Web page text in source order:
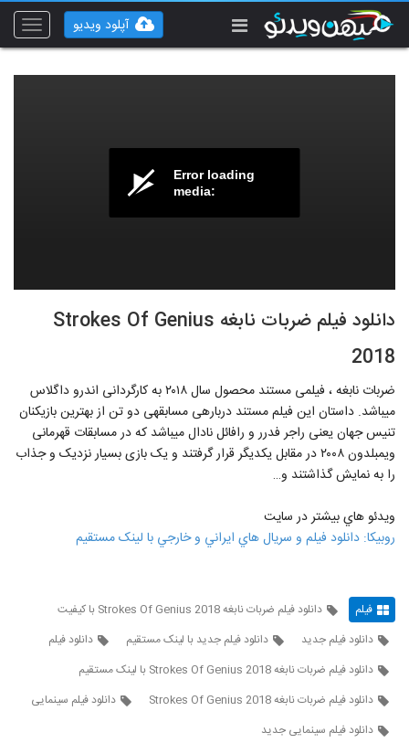
Toggle
آپلود ویدیو
Error loading
media:
دانلود فیلم ضربات نابغه Strokes Of Genius
2018
ضربات نابغه ، فیلمی مستند محصول سال ۲۰۱۸ به کارگردانی اندرو داگلاس
می‎باشد. داستان این فیلم مستند درباره‎ی مسابقه‎ی دو تن از بهترین بازیکنان
تنیس جهان یعنی راجر فدرر و رافائل نادال می‎باشد که در مسابقات قهرمانی
ویمبلدون ۲۰۰۸ در مقابل یکدیگر قرار گرفتند و یک بازی بسیار نزدیک و جذاب
را به نمایش گذاشتند و…
ويدئو هاي بيشتر در سايت
روبيکا: دانلود فيلم و سريال هاي ايراني و خارجي با لينک مستقيم
فیلم
دانلود فیلم ضربات نابغه Strokes Of Genius 2018 با کیفیت
دانلود فیلم جدید
دانلود فیلم جدید با لینک مستقیم
دانلود فیلم
دانلود فیلم ضربات نابغه Strokes Of Genius 2018 با لینک مستقیم
دانلود فیلم ضربات نابغه Strokes Of Genius 2018
دانلود فیلم سینمایی
دانلود فیلم سینمایی جدید